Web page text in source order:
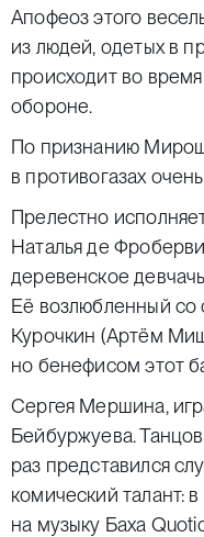
Апофеоз этого
из людей, одетых в
происходит во
обороне.
По признанию
в противогазах
Прелестно
Наталья де
деревенское
Её возлюбленный
Курочкин (Артём
но бенефисом этот
Сергея Мершина,
Бейбуржуева.
раз представился
комический талант:
на музыку Баха